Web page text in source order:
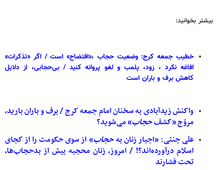
بیشتر بخوانید:
خطیب جمعه کرج: وضعیت حجاب ،«افتضاح» است / اگر «تذکرات»
افاغه نکرد ، زود، پلمب و لغو پروانه کنید / بی‌حجابی، از دلایل
کاهش برف و باران است
واکنش زیدآبادی به سخنان امام جمعه کرج / برف و باران بارید،
مروّج «کشفحجاب» می‌شوید؟
علی جنتی: «اجبار زنان بهحجاب» از سوی حکومت را از کجای
اسلام درآورده‌اند؟! / امروز، زنان محجبه بیش از بدحجاب‌ها،
تحت فشارند